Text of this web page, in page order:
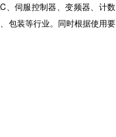
、伺服控制器、变频器、计数
包装等行业。同时根据使用要